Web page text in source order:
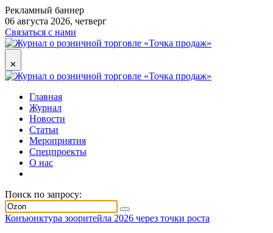
Рекламный баннер
06 августа 2026, четверг
Связаться с нами
✕
Главная
Журнал
Новости
Статьи
Мероприятия
Спецпроекты
О нас
Поиск по запросу:
Конъюнктура зооритейла 2026 через точки роста